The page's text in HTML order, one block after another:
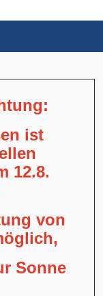
ist
12.8.
von
Sonne